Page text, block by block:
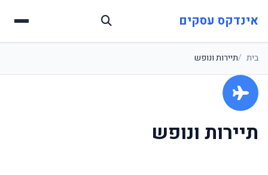
אינדקס עסקים
בית תיירות ונופש
תיירות ונופש